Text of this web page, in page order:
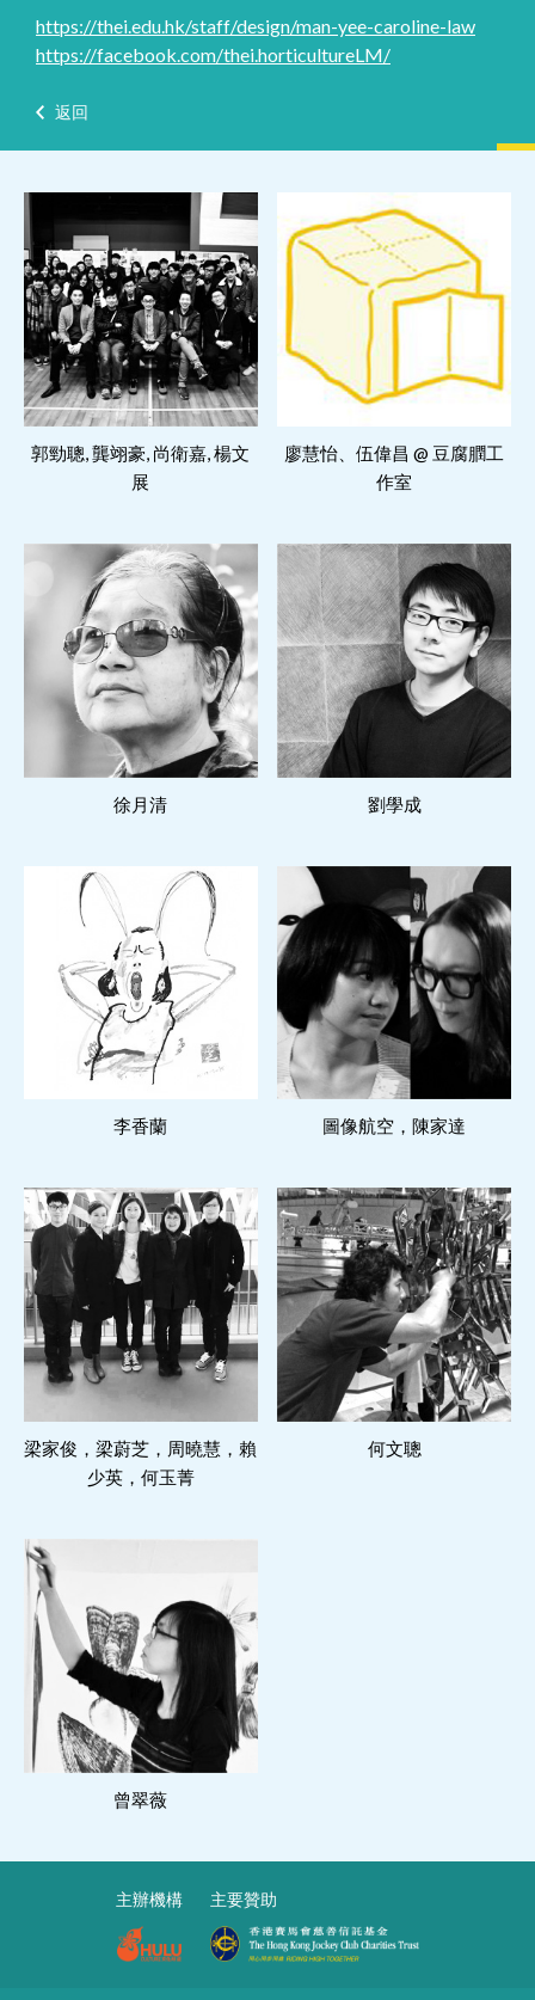
https://thei.edu.hk/staff/design/man-yee-caroline-law
https://facebook.com/thei.horticultureLM/
返回
郭勁聰, 龔翊豪, 尚衛嘉, 楊文
展
廖慧怡、伍偉昌 @ 豆腐膶工
作室
徐月清 劉學成
李香蘭 圖像航空，陳家達
梁家俊，梁蔚芝，周曉慧，賴
少英，何玉菁
何文聰
曾翠薇
主辦機構 主要贊助